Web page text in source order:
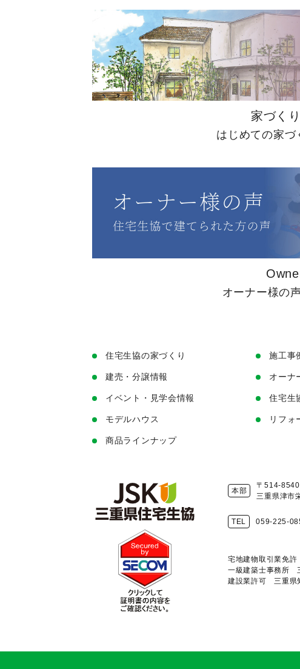
家づく
はじめての家づ
オーナー様の
住宅生協の家づくり
建売・分譲情報
イベント・見学会情報
モデルハウス
商品ラインナップ
施工事
オーナ
住宅生
リフォ
本部
〒514-8540
三重県津市
TEL 059-225-
宅地建物取引業免
一級建築士事務所
建設業許可 三重県